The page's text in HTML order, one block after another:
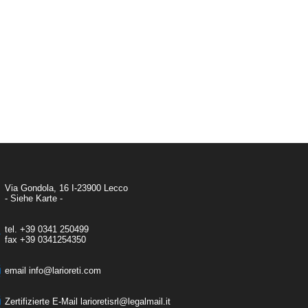
Via Gondola, 16 I-23900 Lecco
- Siehe Karte -
tel. +39 0341 250499
fax +39 0341254350
email info@larioreti.com
Zertifizierte E-Mail​​​​​​​ larioretisrl@legalmail.it